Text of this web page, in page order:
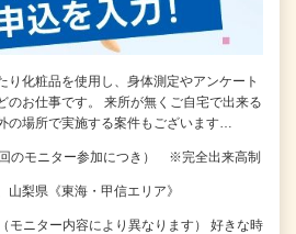
り化粧品を使用し、身体測定やアンケート
のお仕事です。 来所が無くご自宅で出来る
の場所で実施する案件もございます…
のモニター参加につき） ※完全出来高制
山梨県《東海・甲信エリア》
モニター内容により異なります） 好きな時